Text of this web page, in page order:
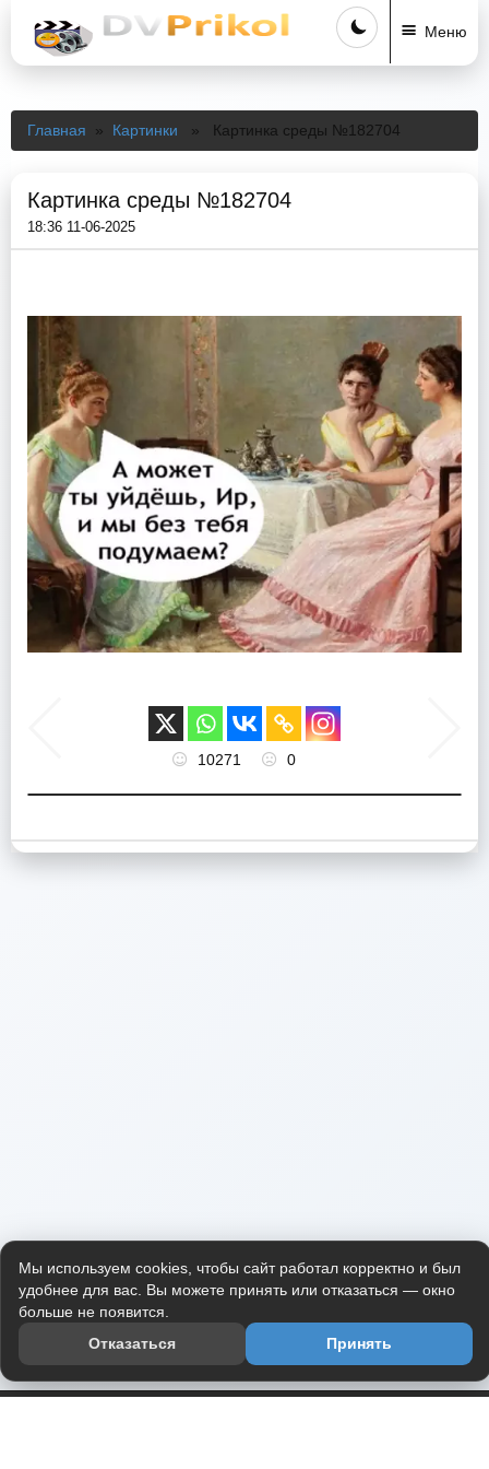
Меню
Главная » Картинки » Картинка среды №182704
Картинка среды №182704
18:36 11-06-2025
10271 0
Мы используем cookies, чтобы сайт работал корректно и был
удобнее для вас. Вы можете принять или отказаться — окно
больше не появится.
Отказаться
Принять